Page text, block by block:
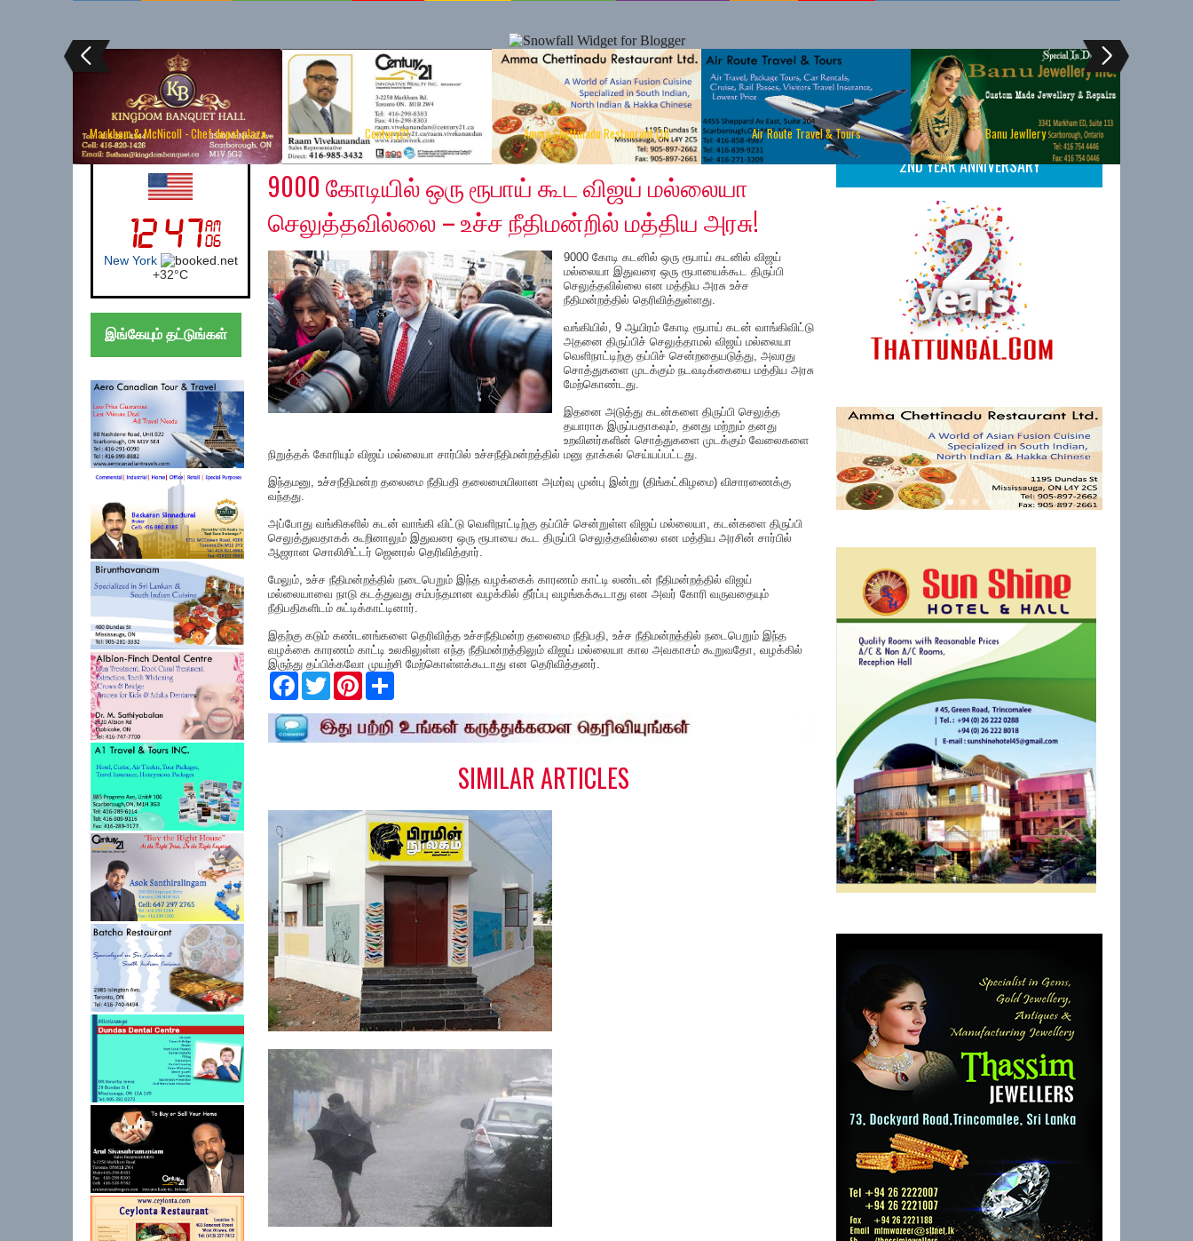
Markham & McNicoll - Chef depot plaza Century21 Amma Chettinadu Restaurant Ltd Air Route Travel & Tours Banu Jewllery
UK (London)
London
+21°C
இங்கேயும் தட்டுங்கள்
Tuesday, January 7, 2020
9000 கோடியில் ஒரு ரூபாய் கூட விஜய் மல்லையா
செலுத்தவில்லை – உச்ச நீதிமன்றில் மத்திய அரசு!
9000 கோடி கடனில் ஒரு ரூபாய் கடனில் விஜய்
மல்லையா இதுவரை ஒரு ரூபாயைக்கூட திருப்பி
செலுத்தவில்லை என மத்திய அரசு உச்ச
நீதிமன்றத்தில் தெரிவித்துள்ளது.
வங்கியில், 9 ஆயிரம் கோடி ரூபாய் கடன் வாங்கிவிட்டு
அதனை திருப்பிச் செலுத்தாமல் விஜய் மல்லையா
வெளிநாட்டிற்கு தப்பிச் சென்றதையடுத்து, அவரது
சொத்துகளை முடக்கும் நடவடிக்கையை மத்திய அரசு
மேற்கொண்டது.
இதனை அடுத்து கடன்களை திருப்பி செலுத்த
தயாராக இருப்பதாகவும்,‌ தனது மற்றும் தனது
உறவினர்களின் சொத்துகளை முடக்கும் வேலைகளை
நிறுத்தக் கோரியும் விஜய் மல்லையா சார்பில் உச்சநீதிமன்றத்தில் மனு தாக்கல் செய்யப்பட்டது.
இந்தமனு, உச்சநீதிமன்ற தலைமை நீதிபதி தலைமையிலான அமர்வு முன்பு இன்று (திங்கட்கிழமை) விசாரணைக்கு
வந்தது.
அப்போது வங்கிகளில் கடன் வாங்கி விட்டு வெளிநாட்டிற்கு தப்பிச் சென்றுள்ள விஜய் மல்லையா, கடன்களை திருப்பி
செலுத்துவதாகக் கூறினாலும் இதுவரை ஒரு ரூபாயை கூட திருப்பி செலுத்தவில்லை என மத்திய அரசின் சார்பில்
ஆஜரான சொலிசிட்டர் ஜெனரல் தெரிவித்தார்.
மேலும், உச்ச நீதிமன்றத்தில் நடைபெறும் இந்த வழக்கைக் காரணம் காட்டி லண்டன் நீதிமன்றத்தில் விஜய்
மல்லையாவை நாடு கடத்துவது சம்பந்தமான வழக்கில் தீர்ப்பு வழங்கக்கூடாது என அவர் கோரி வருவதையும்
நீதிபதிகளிடம் சுட்டிக்காட்டினார்.
இதற்கு கடும் கண்டனங்களை தெரிவித்த உச்சநீதிமன்ற தலைமை நீதிபதி, உச்ச நீதிமன்றத்தில் நடைபெறும் இந்த
வழக்கை காரணம் காட்டி உலகிலுள்ள எந்த நீதிமன்றத்திலும் விஜய் மல்லையா கால அவகாசம் கூறுவதோ, வழக்கில்
இருந்து தப்பிக்கவோ முயற்சி மேற்கொள்ளக்கூடாது என தெரிவித்தனர்.
F
e
b
T
w
t
t
P
t
e
r
e
SIMILAR ARTICLES
இன்று கவிஞர் பிரமிள் நினைவு
தினம்.
2ND YEAR ANNIVERSARY